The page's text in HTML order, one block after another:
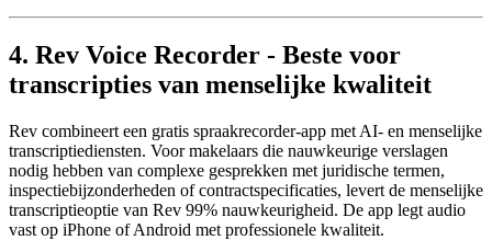
4. Rev Voice Recorder - Beste voor
transcripties van menselijke kwaliteit
Rev combineert een gratis spraakrecorder-app met AI- en menselijke
transcriptiediensten. Voor makelaars die nauwkeurige verslagen
nodig hebben van complexe gesprekken met juridische termen,
inspectiebijzonderheden of contractspecificaties, levert de menselijke
transcriptieoptie van Rev 99% nauwkeurigheid. De app legt audio
vast op iPhone of Android met professionele kwaliteit.